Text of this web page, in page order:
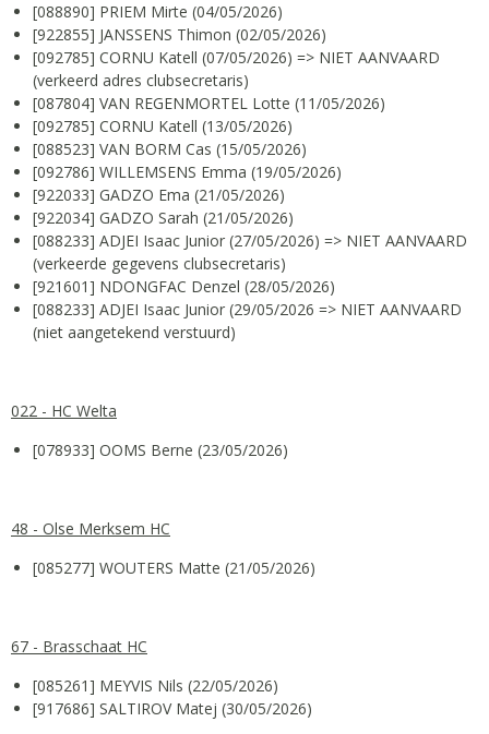
[088890] PRIEM Mirte (04/05/2026)
[922855] JANSSENS Thimon (02/05/2026)
[092785] CORNU Katell (07/05/2026) => NIET AANVAARD
(verkeerd adres clubsecretaris)
[087804] VAN REGENMORTEL Lotte (11/05/2026)
[092785] CORNU Katell (13/05/2026)
[088523] VAN BORM Cas (15/05/2026)
[092786] WILLEMSENS Emma (19/05/2026)
[922033] GADZO Ema (21/05/2026)
[922034] GADZO Sarah (21/05/2026)
[088233] ADJEI Isaac Junior (27/05/2026) => NIET AANVAARD
(verkeerde gegevens clubsecretaris)
[921601] NDONGFAC Denzel (28/05/2026)
[088233] ADJEI Isaac Junior (29/05/2026 => NIET AANVAARD
(niet aangetekend verstuurd)
022 - HC Welta
[078933] OOMS Berne (23/05/2026)
48 - Olse Merksem HC
[085277] WOUTERS Matte (21/05/2026)
67 - Brasschaat HC
[085261] MEYVIS Nils (22/05/2026)
[917686] SALTIROV Matej (30/05/2026)